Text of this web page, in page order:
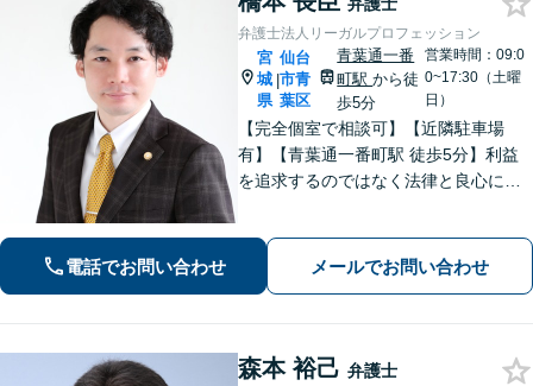
弁護士法人リーガルプロフェッション
宮
城
県
|
仙台
市青
葉区
青葉通一番
町駅から徒
歩5分
営業時間：09:0
0~17:30（土曜
日）
【完全個室で相談可】【近隣駐車場
有】【青葉通一番町駅 徒歩5分】利益
を追求するのではなく法律と良心に従
にお聞きしご要望に沿った解決をする
ように心がけています。お気軽にご相
電話でお問い合わせ メールでお問い合わせ
森本 裕己 弁護士